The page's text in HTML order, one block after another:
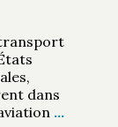
dans
…